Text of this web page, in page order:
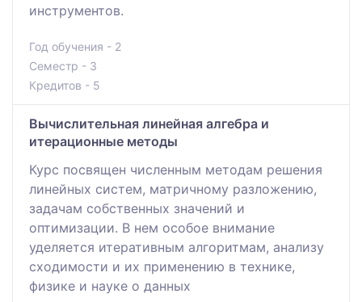
инструментов.
Год обучения - 2
Семестр - 3
Кредитов - 5
Вычислительная линейная алгебра и
итерационные методы
Курс посвящен численным методам решения
линейных систем, матричному разложению,
задачам собственных значений и
оптимизации. В нем особое внимание
уделяется итеративным алгоритмам, анализу
сходимости и их применению в технике,
физике и науке о данных